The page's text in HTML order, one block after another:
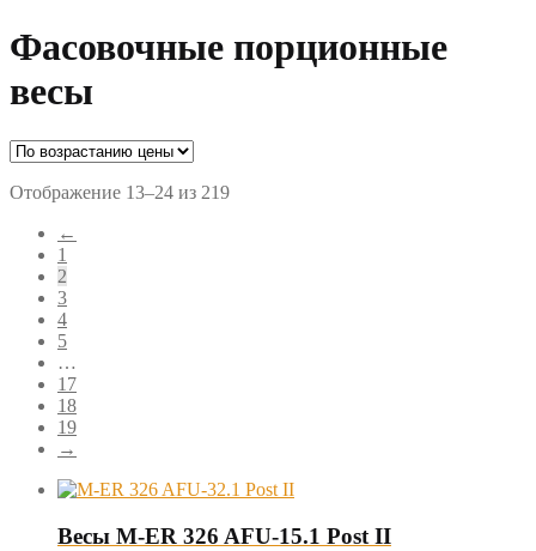
Фасовочные порционные
весы
Отображение 13–24 из 219
←
1
2
3
4
5
…
17
18
19
→
Весы M-ER 326 AFU-15.1 Post II